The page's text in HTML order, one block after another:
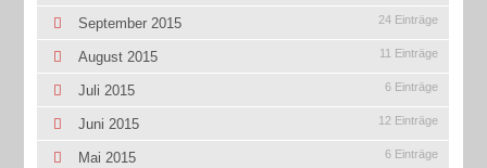
September 2015 24 Einträge
August 2015 11 Einträge
Juli 2015 6 Einträge
Juni 2015 12 Einträge
Mai 2015 6 Einträge